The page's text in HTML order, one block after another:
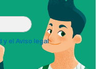
y el Aviso legal